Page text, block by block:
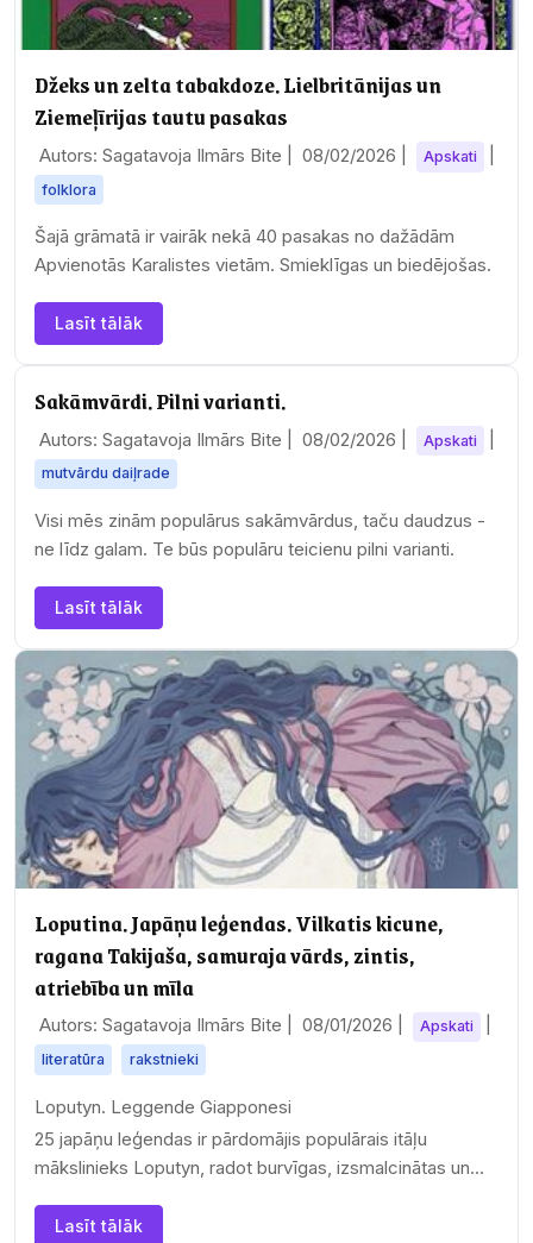
Džeks un zelta tabakdoze. Lielbritānijas un
Ziemeļīrijas tautu pasakas
Autors: Sagatavoja Ilmārs Bite | 08/02/2026 Apskati
folklora
Šajā grāmatā ir vairāk nekā 40 pasakas no dažādām
Apvienotās Karalistes vietām. Smieklīgas un biedējošas.
Lasīt tālāk
Sakāmvārdi. Pilni varianti.
Autors: Sagatavoja Ilmārs Bite | 08/02/2026 Apskati
mutvārdu daiļrade
Visi mēs zinām populārus sakāmvārdus, taču daudzus -
ne līdz galam. Te būs populāru teicienu pilni varianti.
Lasīt tālāk
Loputina. Japāņu leģendas. Vilkatis kicune,
ragana Takijaša, samuraja vārds, zintis,
atriebība un mīla
Autors: Sagatavoja Ilmārs Bite | 08/01/2026 Apskati
literatūra rakstnieki
Loputyn. Leggende Giapponesi
25 japāņu leģendas ir pārdomājis populārais itāļu
mākslinieks Loputyn, radot burvīgas, izsmalcinātas un
Lasīt tālāk